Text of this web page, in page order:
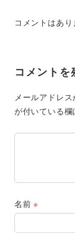
コメントはあり
コメントを
メールアドレス
が付いている
名前※